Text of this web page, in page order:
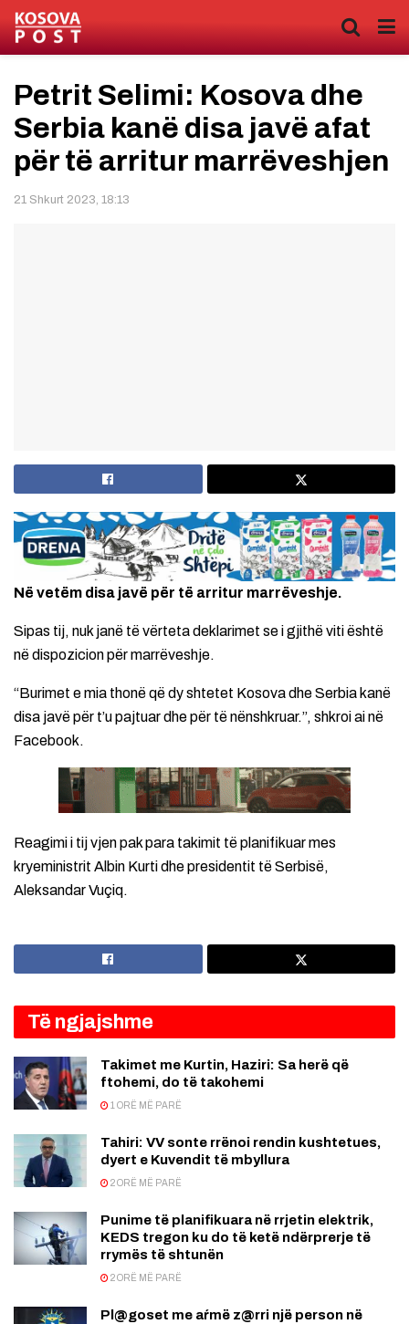
Petrit Selimi: Kosova dhe
Serbia kanë disa javë afat
për të arritur marrëveshjen
21 Shkurt 2023, 18:13
Në vetëm disa javë për të arritur marrëveshje.
Sipas tij, nuk janë të vërteta deklarimet se i gjithë viti është
në dispozicion për marrëveshje.
“Burimet e mia thonë që dy shtetet Kosova dhe Serbia kanë
disa javë për t’u pajtuar dhe për të nënshkruar.”, shkroi ai në
Facebook.
Reagimi i tij vjen pak para takimit të planifikuar mes
kryeministrit Albin Kurti dhe presidentit të Serbisë,
Aleksandar Vuçiq.
Të ngjajshme
Takimet me Kurtin, Haziri: Sa herë që
ftohemi, do të takohemi
1 ORË MË PARË
Tahiri: VV sonte rrënoi rendin kushtetues,
dyert e Kuvendit të mbyllura
2 ORË MË PARË
Punime të planifikuara në rrjetin elektrik,
KEDS tregon ku do të ketë ndërprerje të
rrymës të shtunën
2 ORË MË PARË
Pl@goset me aŕmë z@rri një person në